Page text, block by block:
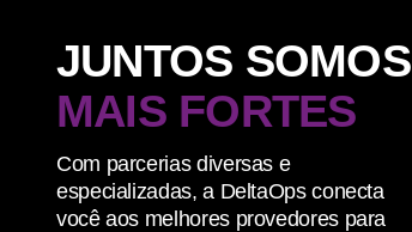
JUNTOS SOMOS
MAIS FORTES
Com parcerias diversas e
especializadas, a DeltaOps conecta
você aos melhores provedores para